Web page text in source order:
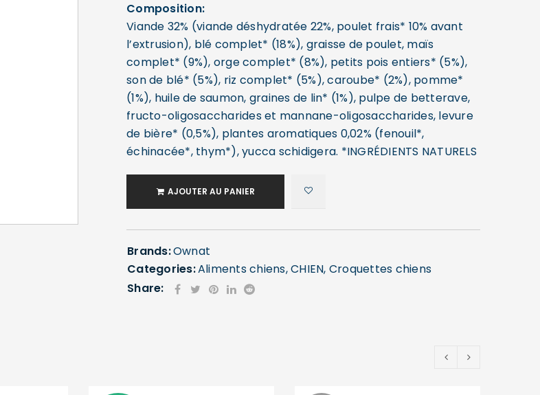
Composition:
Viande 32% (viande déshydratée 22%, poulet frais* 10% avant
l’extrusion), blé complet* (18%), graisse de poulet, maïs
complet* (9%), orge complet* (8%), petits pois entiers* (5%),
son de blé* (5%), riz complet* (5%), caroube* (2%), pomme*
(1%), huile de saumon, graines de lin* (1%), pulpe de betterave,
fructo-oligosaccharides et mannane-oligosaccharides, levure
de bière* (0,5%), plantes aromatiques 0,02% (fenouil*,
échinacée*, thym*), yucca schidigera. *INGRÉDIENTS NATURELS
AJOUTER AU PANIER
Brands:Ownat
Categories:Aliments chiens,CHIEN, Croquettes chiens
Share: